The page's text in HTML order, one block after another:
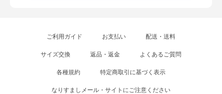
ご利用ガイド お支払い 配送・送料
サイズ交換 返品・返金 よくあるご質問
各種規約 特定商取引に基づく表示
なりすましメール・サイトにご注意ください